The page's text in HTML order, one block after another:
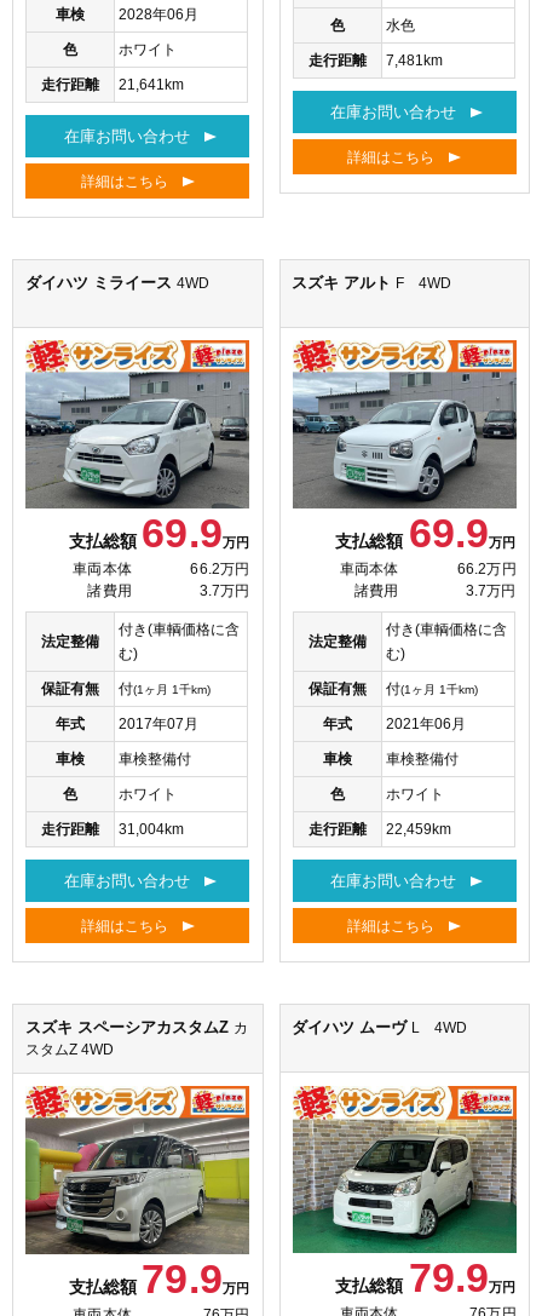
車検 2028年06月
色 ホワイト
走行距離 21,641km
在庫お問い合わせ
詳細はこちら
色 水色
走行距離 7,481km
在庫お問い合わせ
詳細はこちら
ダイハツ ミライース 4WD
支払総額 69.9万円
車両本体
66.2万円
諸費用
3.7万円
法定整備
付き(車輌価格に含
む)
保証有無 付(1ヶ月 1千km)
年式 2017年07月
車検 車検整備付
色 ホワイト
走行距離 31,004km
在庫お問い合わせ
詳細はこちら
スズキ アルト F 4WD
支払総額 69.9万円
車両本体
66.2万円
諸費用
3.7万円
法定整備
付き(車輌価格に含
む)
保証有無 付(1ヶ月 1千km)
年式 2021年06月
車検 車検整備付
色 ホワイト
走行距離 22,459km
在庫お問い合わせ
詳細はこちら
スズキ スペーシアカスタムZ カ
スタムZ 4WD
支払総額 79.9万円
ダイハツ ムーヴ L 4WD
支払総額 79.9万円